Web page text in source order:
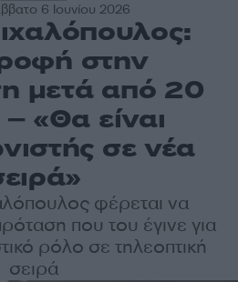
6 Ιουνίου 2026
στην
μετά από 20
«Θα είναι
σε νέα
φέρεται να
που του έγινε για
ρόλο σε τηλεοπτική
σειρά